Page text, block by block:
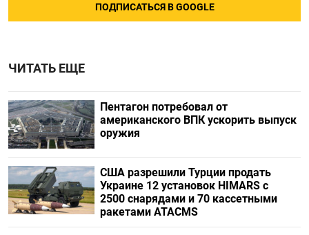
ПОДПИСАТЬСЯ В GOOGLE
ЧИТАТЬ ЕЩЕ
Пентагон потребовал от
американского ВПК ускорить выпуск
оружия
США разрешили Турции продать
Украине 12 установок HIMARS с
2500 снарядами и 70 кассетными
ракетами ATACMS